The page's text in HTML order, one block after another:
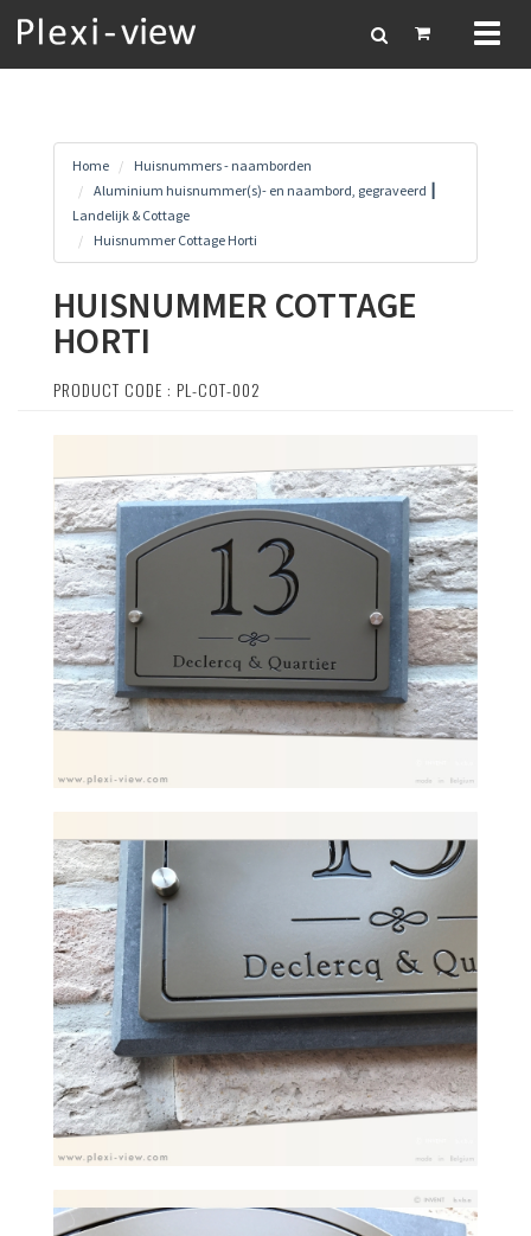
Home
Huisnummers - naamborden
Aluminium huisnummer(s)- en naambord, gegraveerd ┃
Landelijk & Cottage
Huisnummer Cottage Horti
HUISNUMMER COTTAGE
HORTI
PRODUCT CODE : PL-COT-002